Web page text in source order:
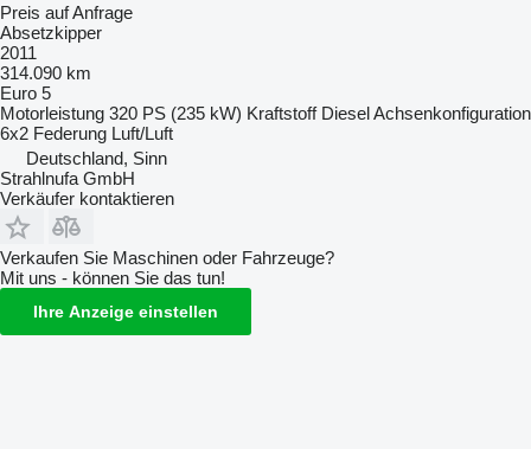
Preis auf Anfrage
Absetzkipper
2011
314.090 km
Euro 5
Motorleistung 320 PS (235 kW) Kraftstoff DieselAchsenkonfiguration
6x2 Federung Luft/Luft
Deutschland, Sinn
Strahlnufa GmbH
Verkäufer kontaktieren
Verkaufen Sie Maschinen oder Fahrzeuge?
Mit uns - können Sie das tun!
Ihre Anzeige einstellen